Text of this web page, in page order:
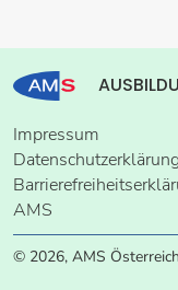
Impressum
Datenschutzerklärung
AMS
© 2026, AMS Österreich